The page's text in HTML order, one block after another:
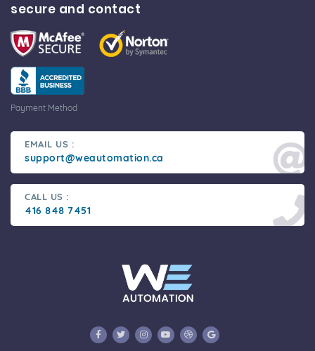
secure and contact
Payment Method
EMAIL US :
support@weautomation.ca
CALL US :
416 848 7451